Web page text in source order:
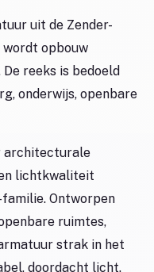
uit de Zender-
opbouw
reeks is bedoeld
onderwijs, openbare
architecturale
lichtkwaliteit
familie. Ontworpen
ruimtes,
strak in het
doordacht licht.